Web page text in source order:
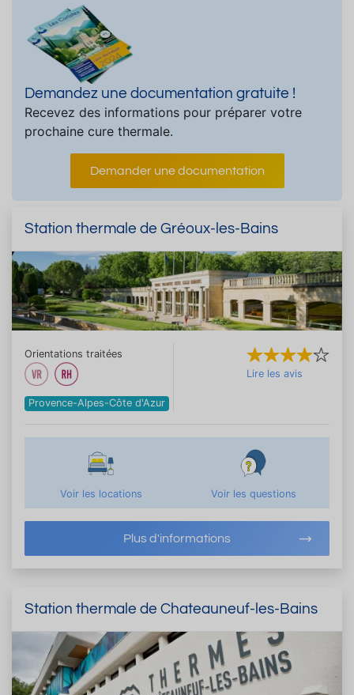
Demandez une documentation gratuite !
Recevez des informations pour préparer votre
prochaine cure thermale.
Demander une documentation
Station thermale de Gréoux-les-Bains
Orientations traitées
Provence-Alpes-Côte d'Azur
Lire les avis
Voir les locations Voir les questions
Plus d'informations
Station thermale de Chateauneuf-les-Bains